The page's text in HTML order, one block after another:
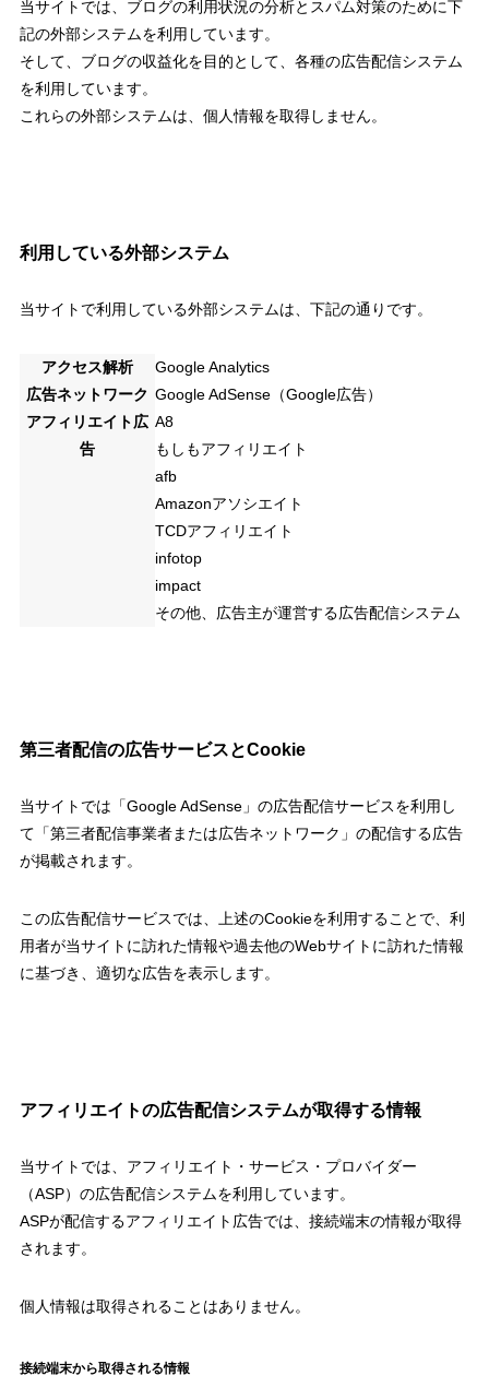
当サイトでは、ブログの利用状況の分析とスパム対策のために下
記の外部システムを利用しています。
そして、ブログの収益化を目的として、各種の広告配信システム
を利用しています。
これらの外部システムは、個人情報を取得しません。
利用している外部システム
当サイトで利用している外部システムは、下記の通りです。
アクセス解析
Google Analytics
広告ネットワーク Google AdSense（Google広告）
アフィリエイト広
告
A8
もしもアフィリエイト
afb
Amazonアソシエイト
TCDアフィリエイト
infotop
impact
その他、広告主が運営する広告配信システム
第三者配信の広告サービスとCookie
当サイトでは「Google AdSense」の広告配信サービスを利用し
て「第三者配信事業者または広告ネットワーク」の配信する広告
が掲載されます。
この広告配信サービスでは、上述のCookieを利用することで、利
用者が当サイトに訪れた情報や過去他のWebサイトに訪れた情報
に基づき、適切な広告を表示します。
アフィリエイトの広告配信システムが取得する情報
当サイトでは、アフィリエイト・サービス・プロバイダー
（ASP）の広告配信システムを利用しています。
ASPが配信するアフィリエイト広告では、接続端末の情報が取得
されます。
個人情報は取得されることはありません。
接続端末から取得される情報